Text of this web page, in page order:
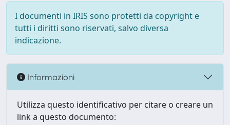
I documenti in IRIS sono protetti da copyright e
tutti i diritti sono riservati, salvo diversa
indicazione.
Informazioni
Utilizza questo identificativo per citare o creare un
link a questo documento: